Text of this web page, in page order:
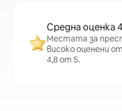
Средна оценка
Местата за
високо оценени
4,8 от 5.